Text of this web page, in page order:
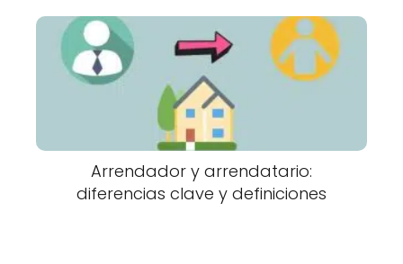
Arrendador y arrendatario:
diferencias clave y definiciones